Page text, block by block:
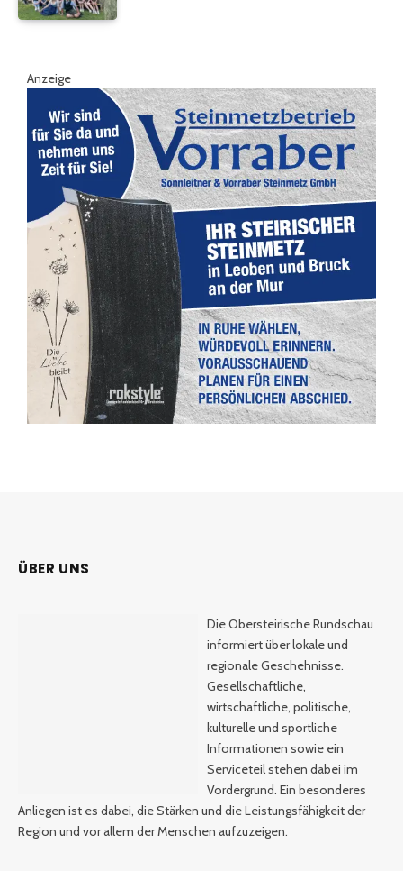
Anzeige
ÜBER UNS
Die Obersteirische Rundschau
informiert über lokale und
regionale Geschehnisse.
Gesellschaftliche,
wirtschaftliche, politische,
kulturelle und sportliche
Informationen sowie ein
Serviceteil stehen dabei im
Vordergrund. Ein besonderes
Anliegen ist es dabei, die Stärken und die Leistungsfähigkeit der
Region und vor allem der Menschen aufzuzeigen.